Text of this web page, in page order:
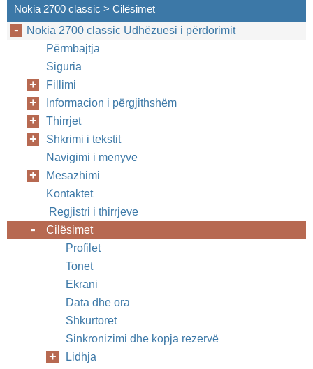
Nokia 2700 classic > Cilësimet
Nokia 2700 classic Udhëzuesi i përdorimit
Përmbajtja
Siguria
Fillimi
Informacion i përgjithshëm
Thirrjet
Shkrimi i tekstit
Navigimi i menyve
Mesazhimi
Kontaktet
Regjistri i thirrjeve
Cilësimet
Profilet
Tonet
Ekrani
Data dhe ora
Shkurtoret
Sinkronizimi dhe kopja rezervë
Lidhja